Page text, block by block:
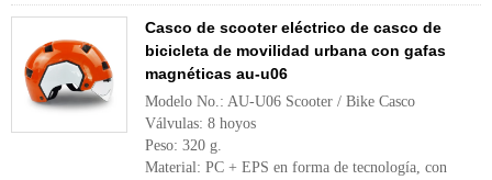
Casco de scooter eléctrico de casco de
bicicleta de movilidad urbana con gafas
magnéticas au-u06
Modelo No.: AU-U06 Scooter / Bike Casco
Válvulas: 8 hoyos
Peso: 320 g.
Material: PC + EPS en forma de tecnología, con